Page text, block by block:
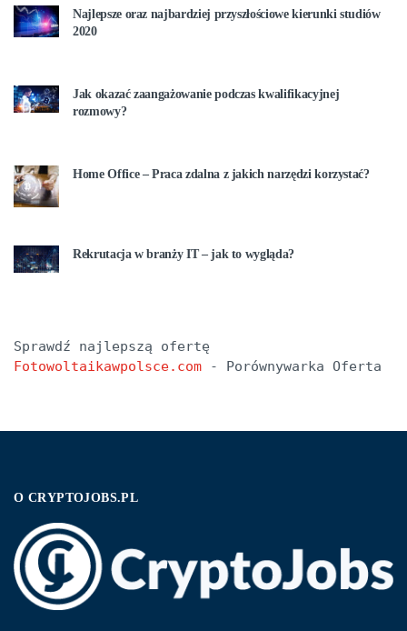
Najlepsze oraz najbardziej przyszłościowe kierunki studiów
2020
Jak okazać zaangażowanie podczas kwalifikacyjnej
rozmowy?
Home Office – Praca zdalna z jakich narzędzi korzystać?
Rekrutacja w branży IT – jak to wygląda?
Fotowoltaikawpolsce.com - Porównywarka Oferta
O CRYPTOJOBS.PL